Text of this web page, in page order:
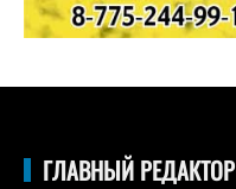
ГЛАВНЫЙ РЕДАКТОР